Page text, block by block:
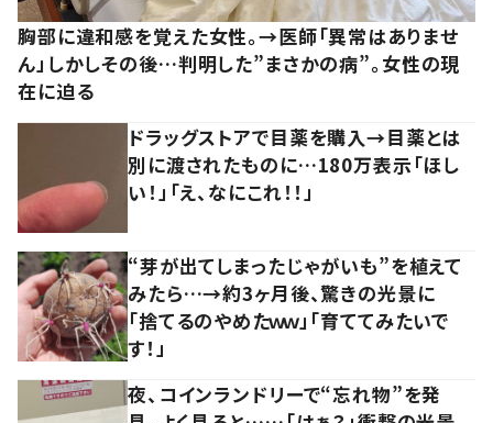
胸部に違和感を覚えた女性。→医師「異常はありませ
ん」しかしその後…判明した”まさかの病”。女性の現
在に迫る
ドラッグストアで目薬を購入→目薬とは
別に渡されたものに…180万表示「ほし
い！」「え、なにこれ！！」
“芽が出てしまったじゃがいも”を植えて
みたら…→約3ヶ月後、驚きの光景に
「捨てるのやめたｗｗ」「育ててみたいで
す！」
夜、コインランドリーで“忘れ物”を発